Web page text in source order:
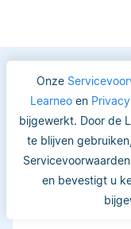
Onze
Learneoen
bijgewerkt. Door de
te blijven
en bevestigt u